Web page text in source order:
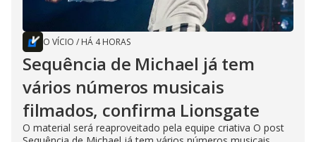
O VÍCIO / HÁ 4 HORAS
Sequência de Michael já tem
vários números musicais
filmados, confirma Lionsgate
O material será reaproveitado pela equipe criativa O post